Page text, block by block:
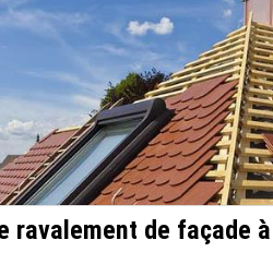
ravalement de façade